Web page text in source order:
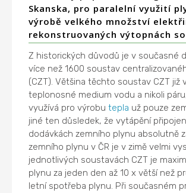
Skanska, pro paralelní využití
výrobě velkého množství
rekonstruovaných výtopnách
Z historických důvodů je v současné
více než 1600 soustav
(CZT). Většina těchto soustav CZT již
teplonosné medium vodu a nikoli
využívá pro výrobutepla už pouze
jiné ten důsledek, že vytápění
dodávkách zemního plynu absolutně
zemního plynu v ČR je v zimě velmi
jednotlivých soustavách CZT je
plynu za jeden den až 10 x větší než
letní spotřeba plynu. Při současném